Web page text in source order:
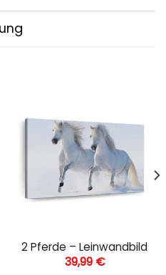
2 Pferde – Leinwandbild
39,99 €